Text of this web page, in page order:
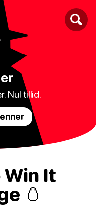
Nul tillid.
It
🥚